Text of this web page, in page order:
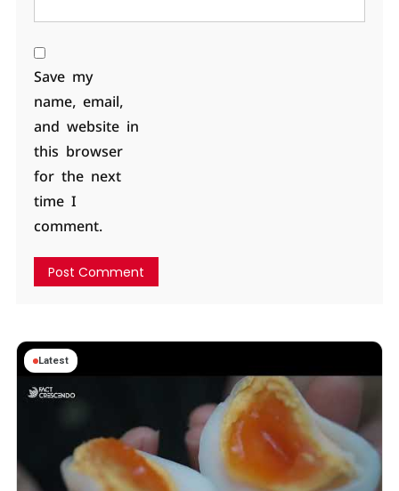
Save my
name, email,
and website in
this browser
for the next
time I
comment.
Latest